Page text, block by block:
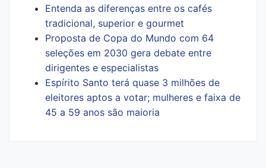
Entenda as diferenças entre os cafés
tradicional, superior e gourmet
Proposta de Copa do Mundo com 64
seleções em 2030 gera debate entre
dirigentes e especialistas
Espírito Santo terá quase 3 milhões de
eleitores aptos a votar; mulheres e faixa de
45 a 59 anos são maioria